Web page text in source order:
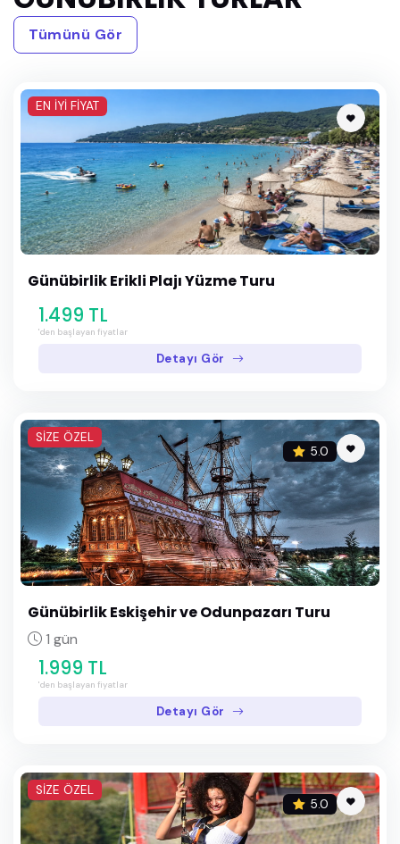
Mart 2028
Mayıs 2028
Haziran 2028
Temmuz 2028
Tümünü Gör
EN İYİ FİYAT
Günübirlik Erikli Plajı Yüzme Turu
1.499 TL
'den başlayan fiyatlar
Detayı Gör
SİZE ÖZEL
5.0
Günübirlik Eskişehir ve Odunpazarı Turu
1 gün
1.999 TL
'den başlayan fiyatlar
Detayı Gör
SİZE ÖZEL
5.0